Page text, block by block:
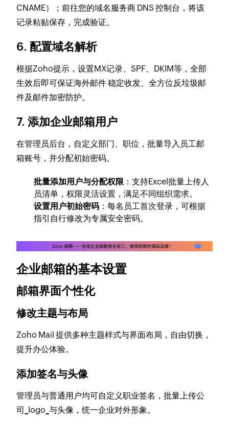
CNAME）；前往您的域名服务商 DNS 控制台，将该
记录粘贴保存，完成验证。
6. 配置域名解析
根据Zoho提示，设置MX记录、SPF、DKIM等，全部
生效后即可保证海外邮件 稳定收发、全方位反垃圾邮
件及邮件加密防护。
7. 添加企业邮箱用户
在管理员后台，自定义部门、职位，批量导入员工邮
箱账号，并分配初始密码。
批量添加用户与分配权限 ：支持Excel批量上传人
员清单，权限灵活设置，满足不同组织需求。
设置用户初始密码 ：每名员工首次登录，可根据
指引自行修改为专属安全密码。
企业邮箱的基本设置
邮箱界面个性化
修改主题与布局
Zoho Mail 提供多种主题样式与界面布局，自由切换，
提升办公体验。
添加签名与头像
管理员与普通用户均可自定义职业签名，批量上传公
司_logo_与头像，统一企业对外形象。